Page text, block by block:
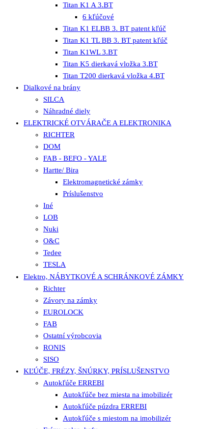
Titan K1 A 3.BT
6 kľúčové
Titan K1 ELBB 3. BT patent kľúč
Titan K1 TL BB 3. BT patent kľúč
Titan K1WL 3.BT
Titan K5 dierkavá vložka 3.BT
Titan T200 dierkavá vložka 4.BT
Dialkové na brány
SILCA
Náhradné diely
ELEKTRICKÉ OTVÁRAČE A ELEKTRONIKA
RICHTER
DOM
FAB - BEFO - YALE
Hartte/ Bira
Elektromagnetické zámky
Príslušenstvo
Iné
LOB
Nuki
O&C
Tedee
TESLA
Elektro, NÁBYTKOVÉ A SCHRÁNKOVÉ ZÁMKY
Richter
Závory na zámky
EUROLOCK
FAB
Ostatní výrobcovia
RONIS
SISO
KĽÚČE, FRÉZY, ŠNÚRKY, PRÍSLUŠENSTVO
Autokľúče ERREBI
Autokľúče bez miesta na imobilizér
Autokľúče púzdra ERREBI
Autokľúče s miestom na imobilizér